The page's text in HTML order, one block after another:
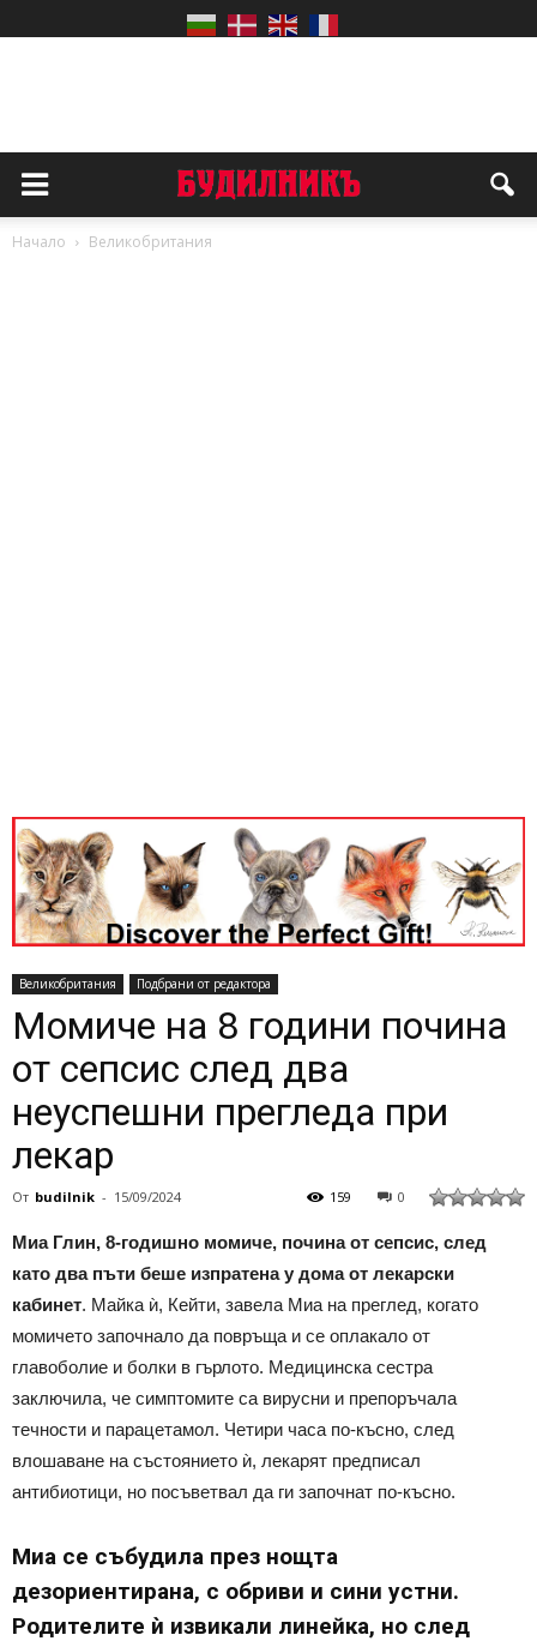
Начало Великобритания
Великобритания Подбрани от редактора
Момиче на 8 години почина
от сепсис след два
неуспешни прегледа при
лекар
От budilnik - 15/09/2024 0
159
Миа Глин, 8-годишно момиче, почина от сепсис, след
като два пъти беше изпратена у дома от лекарски
кабинет. Майка ѝ, Кейти, завела Миа на преглед, когато
момичето започнало да повръща и се оплакало от
главоболие и болки в гърлото. Медицинска сестра
заключила, че симптомите са вирусни и препоръчала
течности и парацетамол. Четири часа по-късно, след
влошаване на състоянието ѝ, лекарят предписал
антибиотици, но посъветвал да ги започнат по-късно.
Миа се събудила през нощта
дезориентирана, с обриви и сини устни.
Родителите ѝ извикали линейка, но след